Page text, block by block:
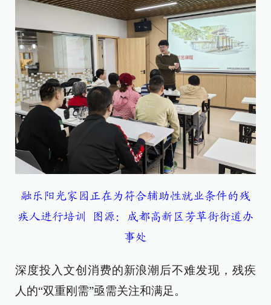
融乐阳光家园正在为符合辅助性就业条件的残
疾人进行培训 图源：成都高新区芳草街街道办
事处
深度投入文创消费的新浪潮后不难发现，残疾
人的“双重刚需”亟需关注和满足。